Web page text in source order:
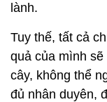
lành.
Tuy thế, tất cả
quả của mình
cây, không thể
đủ nhân duyên,